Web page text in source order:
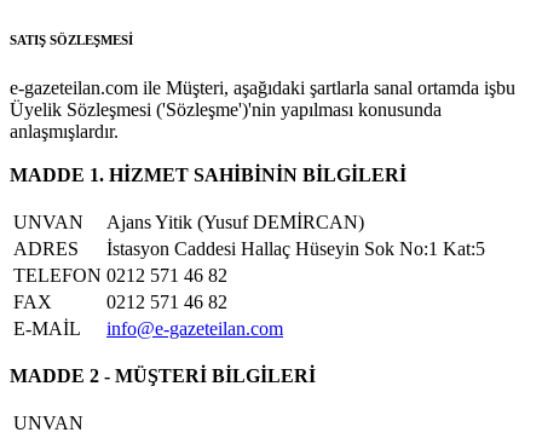
SATIŞ SÖZLEŞMESİ
e-gazeteilan.com ile Müşteri, aşağıdaki şartlarla sanal ortamda işbu
Üyelik Sözleşmesi ('Sözleşme')'nin yapılması konusunda
anlaşmışlardır.
MADDE 1. HİZMET SAHİBİNİN BİLGİLERİ
UNVAN
Ajans Yitik (Yusuf DEMİRCAN)
ADRES
İstasyon Caddesi Hallaç Hüseyin Sok No:1 Kat:5
TELEFON 0212 571 46 82
FAX
0212 571 46 82
E-MAİL
info@e-gazeteilan.com
MADDE 2 - MÜŞTERİ BİLGİLERİ
UNVAN